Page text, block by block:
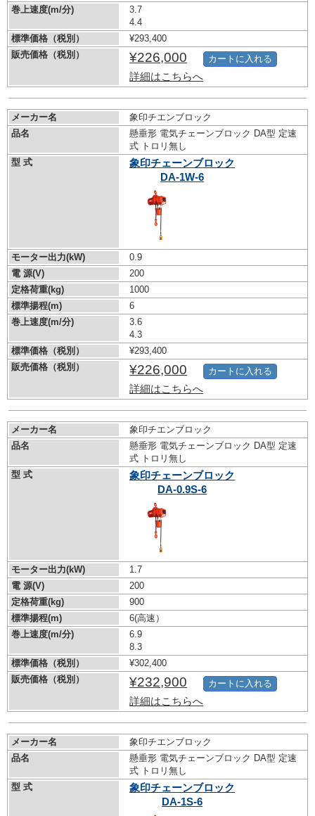
巻上速度(m/分)
3.7
4.4
標準価格（税別）
¥293,400
販売価格（税別）
¥226,000
詳細はこちらへ
カートに入れる
メーカー名
象印チエンブロック
品名
懸垂形 電気チェーンブロック DA型 定速
式 トロリ無し
型 式
象印チェーンブロック
DA-1W-6
モーター出力(kW)
0.9
電 源(V)
200
定格荷重(kg)
1000
標準揚程(m)
6
巻上速度(m/分)
3.6
4.3
標準価格（税別）
¥293,400
販売価格（税別）
¥226,000
詳細はこちらへ
カートに入れる
メーカー名
象印チエンブロック
品名
懸垂形 電気チェーンブロック DA型 定速
式 トロリ無し
型 式
象印チェーンブロック
DA-0.9S-6
モーター出力(kW)
1.7
電 源(V)
200
定格荷重(kg)
900
標準揚程(m)
6(高速）
巻上速度(m/分)
6.9
8.3
標準価格（税別）
¥302,400
販売価格（税別）
¥232,900
詳細はこちらへ
カートに入れる
メーカー名
象印チエンブロック
品名
懸垂形 電気チェーンブロック DA型 定速
式 トロリ無し
型 式
象印チェーンブロック
DA-1S-6